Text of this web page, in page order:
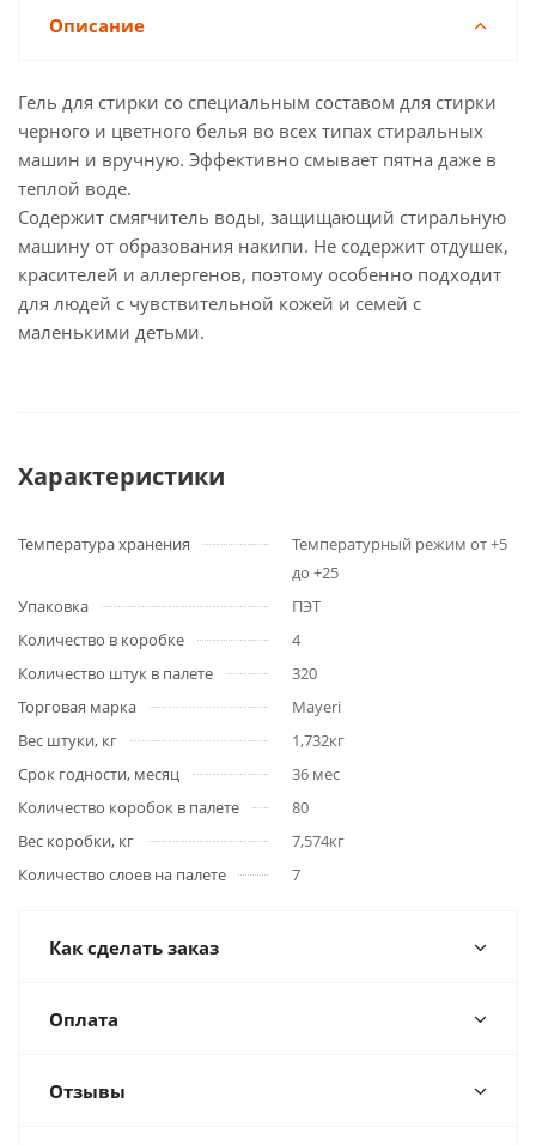
Описание
Гель для стирки со специальным составом для стирки
черного и цветного белья во всех типах стиральных
машин и вручную. Эффективно смывает пятна даже в
теплой воде.
Содержит смягчитель воды, защищающий стиральную
машину от образования накипи. Не содержит отдушек,
красителей и аллергенов, поэтому особенно подходит
для людей с чувствительной кожей и семей с
маленькими детьми.
Характеристики
Температура хранения
Температурный режим от +5
до +25
Упаковка
ПЭТ
Количество в коробке
4
Количество штук в палете
320
Торговая марка
Mayeri
Вес штуки, кг
1,732кг
Срок годности, месяц
36 мес
Количество коробок в палете
80
Вес коробки, кг
7,574кг
Количество слоев на палете
7
Как сделать заказ
Оплата
Отзывы